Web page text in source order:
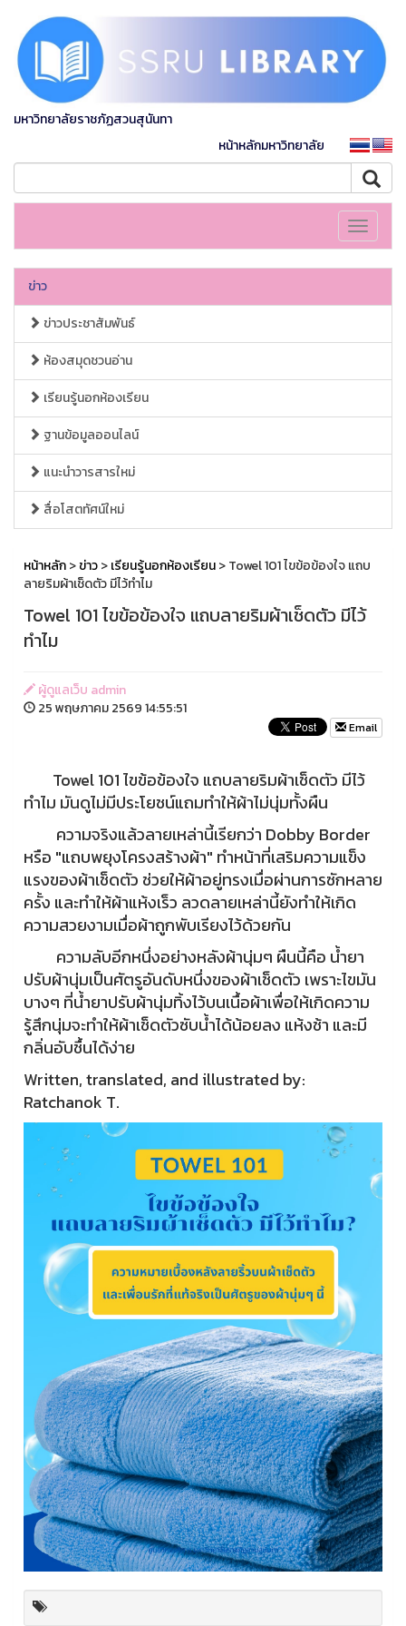
มหาวิทยาลัยราชภัฏสวนสุนันทา
หน้าหลักมหาวิทยาลัย
Toggle
ข่าว
ข่าวประชาสัมพันธ์
ห้องสมุดชวนอ่าน
เรียนรู้นอกห้องเรียน
ฐานข้อมูลออนไลน์
แนะนำวารสารใหม่
สื่อโสตทัศน์ใหม่
หน้าหลัก>ข่าว>เรียนรู้นอกห้องเรียน> Towel 101 ไขข้อข้องใจ แถบ
ลายริมผ้าเช็ดตัว มีไว้ทำไม
Towel 101 ไขข้อข้องใจ แถบลายริมผ้าเช็ดตัว มีไว้
ทำไม
ผู้ดูแลเว็บ admin
25 พฤษภาคม 2569 14:55:51
Email
Towel 101 ไขข้อข้องใจ แถบลายริมผ้าเช็ดตัว มีไว้
ทำไม มันดูไม่มีประโยชน์แถมทำให้ผ้าไม่นุ่มทั้งผืน
ความจริงแล้วลายเหล่านี้เรียกว่า Dobby Border
หรือ "แถบพยุงโครงสร้างผ้า" ทำหน้าที่เสริมความแข็ง
แรงของผ้าเช็ดตัว ช่วยให้ผ้าอยู่ทรงเมื่อผ่านการซักหลาย
ครั้ง และทำให้ผ้าแห้งเร็ว ลวดลายเหล่านี้ยังทำให้เกิด
ความสวยงามเมื่อผ้าถูกพับเรียงไว้ด้วยกัน
ความลับอีกหนึ่งอย่างหลังผ้านุ่มๆ ผืนนี้คือ น้ำยา
ปรับผ้านุ่มเป็นศัตรูอันดับหนึ่งของผ้าเช็ดตัว เพราะไขมัน
บางๆ ที่น้ำยาปรับผ้านุ่มทิ้งไว้บนเนื้อผ้าเพื่อให้เกิดความ
รู้สึกนุ่มจะทำให้ผ้าเช็ดตัวซับน้ำได้น้อยลง แห้งช้า และมี
กลิ่นอับชื้นได้ง่าย
Written, translated, and illustrated by:
Ratchanok T.